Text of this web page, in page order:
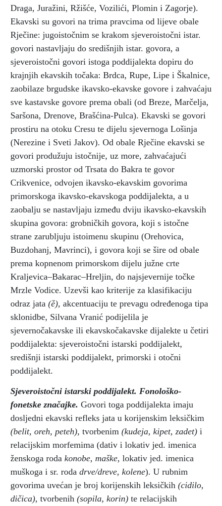
Draga, Juražini, Ržišće, Vozilići, Plomin i Zagorje).
Ekavski su govori na trima pravcima od lijeve obale
Rječine: jugoistočnim se krakom sjeveroistočni istar.
govori nastavljaju do središnjih istar. govora, a
sjeveroistočni govori istoga poddijalekta dopiru do
krajnjih ekavskih točaka: Brdca, Rupe, Lipe i Škalnice,
zaobilaze brgudske ikavsko-ekavske govore i zahvaćaju
sve kastavske govore prema obali (od Breze, Marčelja,
Saršona, Drenove, Brašćina-Pulca). Ekavski se govori
prostiru na otoku Cresu te dijelu sjevernoga Lošinja
(Nerezine i Sveti Jakov). Od obale Rječine ekavski se
govori produžuju istočnije, uz more, zahvaćajući
uzmorski prostor od Trsata do Bakra te govor
Crikvenice, odvojen ikavsko-ekavskim govorima
primorskoga ikavsko-ekavskoga poddijalekta, a u
zaobalju se nastavljaju između dviju ikavsko-ekavskih
skupina govora: grobničkih govora, koji s istočne
strane zarubljuju istoimenu skupinu (Orehovica,
Buzdohanj, Mavrinci), i govora koji se šire od obale
prema kopnenom primorskom dijelu južne crte
Kraljevica–Bakarac–Hreljin, do najsjevernije točke
Mrzle Vodice. Uzevši kao kriterije za klasifikaciju
odraz jata (ě), akcentuaciju te prevagu određenoga tipa
sklonidbe, Silvana Vranić podijelila je
sjevernočakavske ili ekavskočakavske dijalekte u četiri
poddijalekta: sjeveroistočni istarski poddijalekt,
središnji istarski poddijalekt, primorski i otočni
poddijalekt.
Sjeveroistočni istarski poddijalekt. Fonološko-
fonetske značajke. Govori toga poddijalekta imaju
dosljedni ekavski refleks jata u korijenskim leksičkim
(belit, oreh, peteh), tvorbenim (kudeja, kipet, zadet) i
relacijskim morfemima (dativ i lokativ jed. imenica
ženskoga roda konobe, maške, lokativ jed. imenica
muškoga i sr. roda drve/dreve, kolene). U rubnim
govorima uvećan je broj korijenskih leksičkih (cidilo,
dičica), tvorbenih (sopila, korin) te relacijskih